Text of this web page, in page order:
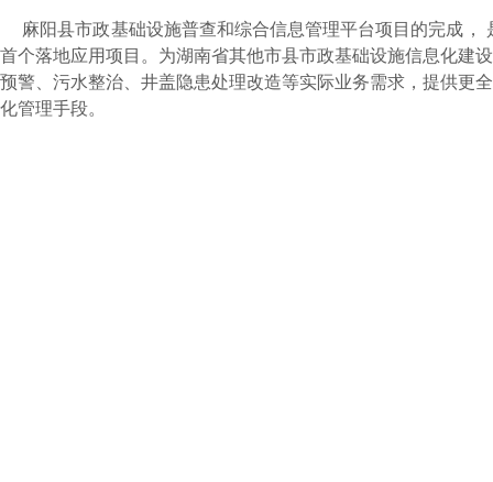
麻阳县市政基础设施普查和综合信息管理平台项目的完成，
首个落地应用项目。 为湖南省其他市县市政基础设施信息化建
预警、污水整治
井盖隐患处理改造等实际业务需求，提供更
化管理手段。